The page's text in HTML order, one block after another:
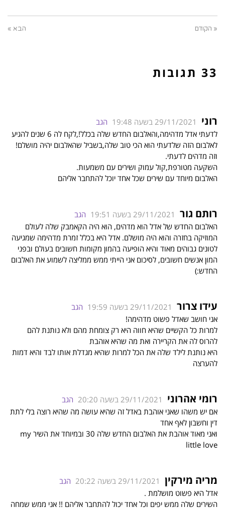
« הקודם הבא »
33 תגובות
רוני 29/11/2021 בשעה 19:48
הגב
לדעתי אדל מדהימה,והאלבום החדש שלה בכלל!,לקח לה 6 שנים להגיע
לאלבום הזה שלדעתי הוא הכי טוב שלה,בשביל שהאלבום יהיה מושלם!
וזה מדהים לדעתי.
השקעה מטורפת,קול עמוק ושירים עם משמעות.
האלבום מיוחד עם שירים שכל אחד יוכל להתחבר אליהם
רותם גור 29/11/2021 בשעה 19:51
הגב
האלבום החדש של אדל הוא מדהים, הוא היה הקאמבק שלה לעולם
המוזיקה בחזרה והוא היה מושלם. אדל היא בכלל זמרת מדהימה שמגיעה
לטונים גבוהים מאוד והיא הופיעה בהמון מקומות חשובים בעולם ובפני
המון אנשים חשובים, לסיכום אני הייתי ממש ממליצה לשמוע את האלבום
החדש:)
עידו צרור 29/11/2021 בשעה 19:59
הגב
אני חושב שאדל פשוט מדהימה!
למרות כל הקשיים שהיא חווה היא רק צומחת מהם ולא נותנת להם
להרוס לה את הקריירה ואת מה שהיא אוהבת
היא נותנת לילד שלה את הכל למרות שהיא מגדלת אותו לבד והיא דמות
להערצה
רומי אהרוני 29/11/2021 בשעה 20:20
הגב
אם יש משהו שאני אוהבת באדל זה שהיא עושה מה שהיא רוצה בלי לתת
דין וחשבון לאף אחד
ואני מאוד אוהבת את האלבום החדש שלה 30 ובמיוחד את השיר my
little love
מריה מירקין 29/11/2021 בשעה 20:22
הגב
אדל היא פשוט מושלמת .
השירים שלה ממש יפים וכל אחד יכול להתחבר אליהם !! אני ממש שמחה